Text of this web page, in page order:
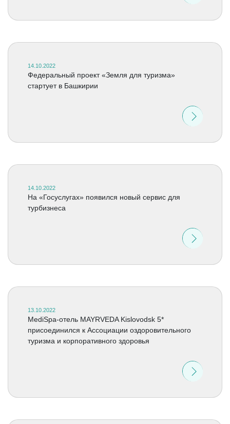
14.10.2022
Федеральный проект «Земля для туризма»
стартует в Башкирии
14.10.2022
На «Госуслугах» появился новый сервис для
турбизнеса
13.10.2022
MediSpa-отель MAYRVEDA Kislovodsk 5*
присоединился к Ассоциации оздоровительного
туризма и корпоративного здоровья